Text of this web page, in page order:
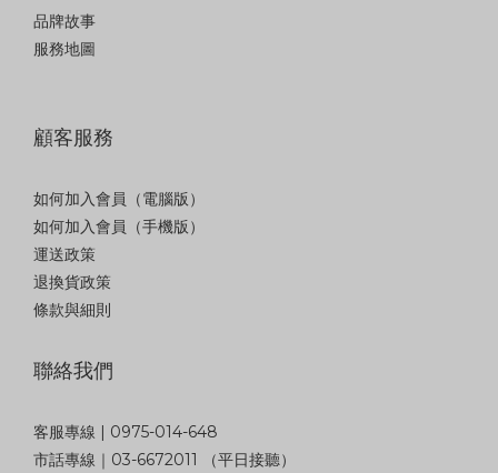
品牌故事
服務地圖
顧客服務
如何加入會員（電腦版）
如何加入會員（手機版）
運送政策
退換貨政策
條款與細則
聯絡我們
客服專線 | 0975-014-648
市話專線｜03-6672011 （平日接聽）